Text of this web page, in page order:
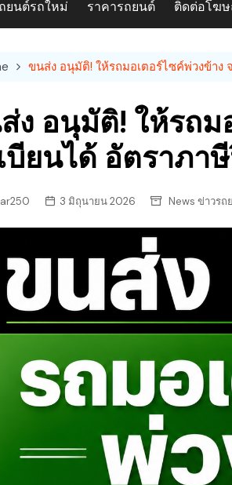
ยนต์รถใหม่ ราคารถยนต์ ติดต่อโฆ
ขนส่ง อนุมัติ! ให้รถมอเตอร์ไซค์พ่วงข้าง
ง อนุมัติ! ให้รถม
บียนได้ อัตราภา
3 มิถุนายน 2026 News ข่าวร